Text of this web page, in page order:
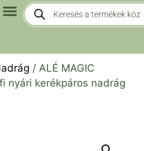
/ ALÉ MAGIC
nyári kerékpáros nadrág